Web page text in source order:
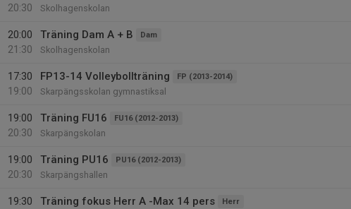
20:30
Skolhagenskolan
20:00
21:30
Träning Dam A + B Dam
Skolhagenskolan
17:30
19:00
FP13-14 Volleybollträning FP (2013-2014)
Skarpängsskolan gymnastiksal
19:00
20:30
Träning FU16 FU16 (2012-2013)
Skarpängskolan
19:00
20:30
Träning PU16 PU16 (2012-2013)
Skarpängshallen
19:30
Träning fokus Herr A -Max 14 pers Herr